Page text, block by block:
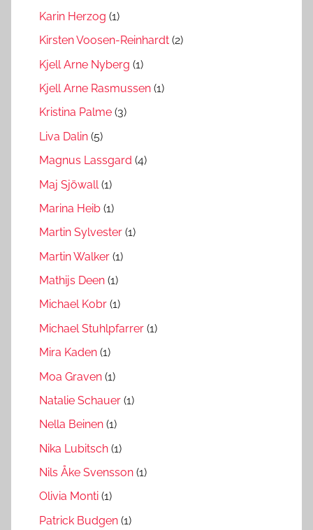
Karin Herzog (1)
Kirsten Voosen-Reinhardt (2)
Kjell Arne Nyberg (1)
Kjell Arne Rasmussen (1)
Kristina Palme (3)
Liva Dalin (5)
Magnus Lassgard (4)
Maj Sjöwall (1)
Marina Heib (1)
Martin Sylvester (1)
Martin Walker (1)
Mathijs Deen (1)
Michael Kobr (1)
Michael Stuhlpfarrer (1)
Mira Kaden (1)
Moa Graven (1)
Natalie Schauer (1)
Nella Beinen (1)
Nika Lubitsch (1)
Nils Åke Svensson (1)
Olivia Monti (1)
Patrick Budgen (1)